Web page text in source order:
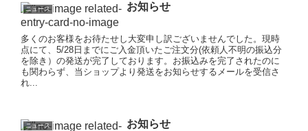
ニュース お知らせ
多くのお客様をお待たせし大変申し訳ございませんでした。現時
点にて、5/28日までにご入金頂いたご注文分(依頼人不明の振込分
を除き）の発送が完了しております。お振込みを完了されたのに
も関わらず、当ショップより発送をお知らせするメールを受信さ
れ...
ニュース お知らせ